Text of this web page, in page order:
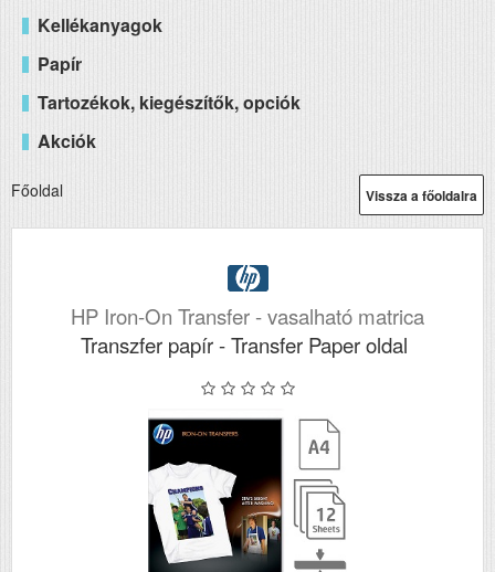
Kellékanyagok
Papír
Tartozékok, kiegészítők, opciók
Akciók
Vissza a főoldalra
Főoldal
HP Iron-On Transfer - vasalható matrica
Transzfer papír - Transfer Paper oldal